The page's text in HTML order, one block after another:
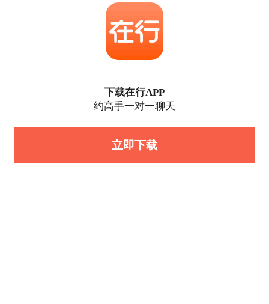
下载在行APP
约高手一对一聊天
立即下载